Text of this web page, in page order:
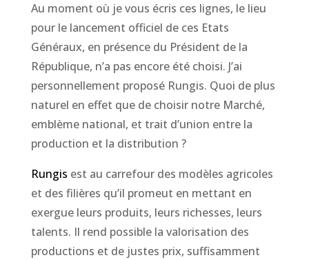
Au moment où je vous écris ces lignes, le lieu
pour le lancement officiel de ces Etats
Généraux, en présence du Président de la
République, n’a pas encore été choisi. J’ai
personnellement proposé Rungis. Quoi de plus
naturel en effet que de choisir notre Marché,
emblème national, et trait d’union entre la
production et la distribution ?
Rungis est au carrefour des modèles agricoles
et des filières qu’il promeut en mettant en
exergue leurs produits, leurs richesses, leurs
talents. Il rend possible la valorisation des
productions et de justes prix, suffisamment